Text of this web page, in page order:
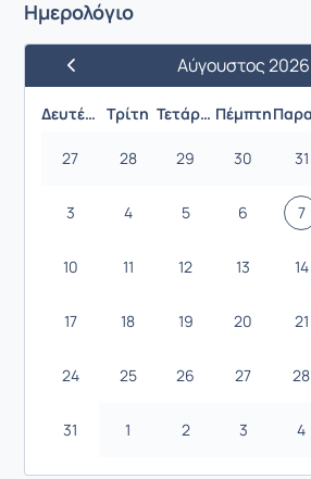
Ημερολόγιο
Προηγούμενος ΜήναςΑύγουστος 2026
Δευτέρα Τρίτη Τετάρτη Πέμπτη
27 28 29 30 31
3 4 5 6 7
10 11 12 13 14
17 18 19 20 21
24 25 26 27 28
31 1 2 3 4